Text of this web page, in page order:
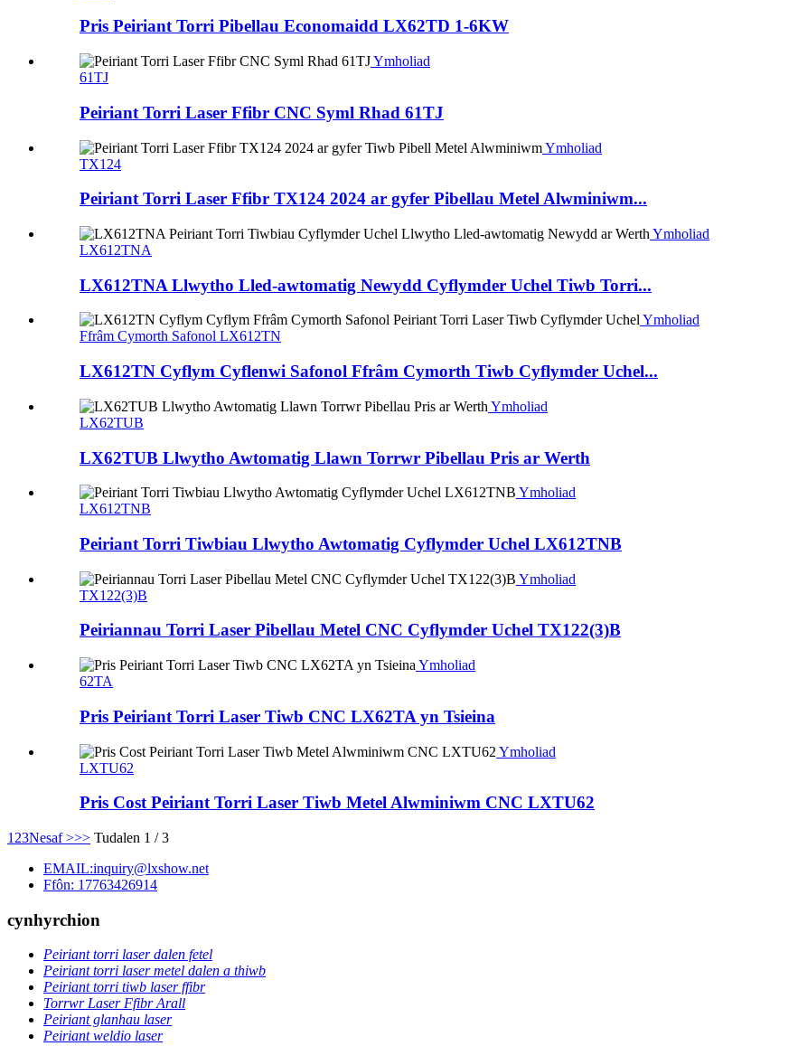
Pris Peiriant Torri Pibellau Economaidd LX62TD 1-6KW
Ymholiad
61TJ
Peiriant Torri Laser Ffibr CNC Syml Rhad 61TJ
Ymholiad
TX124
Peiriant Torri Laser Ffibr TX124 2024 ar gyfer Pibellau Metel Alwminiwm...
Ymholiad
LX612TNA
LX612TNA Llwytho Lled-awtomatig Newydd Cyflymder Uchel Tiwb Torri...
Ymholiad
Ffrâm Cymorth Safonol LX612TN
LX612TN Cyflym Cyflenwi Safonol Ffrâm Cymorth Tiwb Cyflymder Uchel...
Ymholiad
LX62TUB
LX62TUB Llwytho Awtomatig Llawn Torrwr Pibellau Pris ar Werth
Ymholiad
LX612TNB
Peiriant Torri Tiwbiau Llwytho Awtomatig Cyflymder Uchel LX612TNB
Ymholiad
TX122(3)B
Peiriannau Torri Laser Pibellau Metel CNC Cyflymder Uchel TX122(3)B
Ymholiad
62TA
Pris Peiriant Torri Laser Tiwb CNC LX62TA yn Tsieina
Ymholiad
LXTU62
Pris Cost Peiriant Torri Laser Tiwb Metel Alwminiwm CNC LXTU62
1 23Nesaf >>> Tudalen 1 / 3
EMAIL:inquiry@lxshow.net
Ffôn: 17763426914
cynhyrchion
Peiriant torri laser dalen fetel
Peiriant torri laser metel dalen a thiwb
Peiriant torri tiwb laser ffibr
Torrwr Laser Ffibr Arall
Peiriant glanhau laser
Peiriant weldio laser